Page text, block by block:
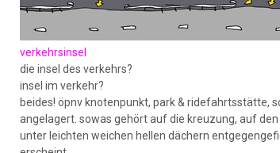
verkehrsinsel
die insel des verkehrs?
insel im verkehr?
beides! öpnv knotenpunkt, park & ridefahrtsstätte,
angelagert. sowas gehört auf die kreuzung, auf
unter leichten weichen hellen dächern